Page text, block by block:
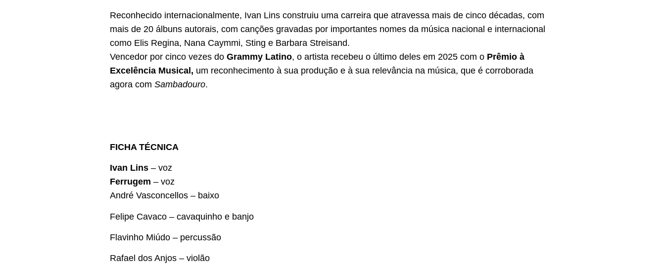
Reconhecido internacionalmente, Ivan Lins construiu uma carreira que atravessa mais de cinco décadas, com
mais de 20 álbuns autorais, com canções gravadas por importantes nomes da música nacional e internacional
como Elis Regina, Nana Caymmi, Sting e Barbara Streisand.
Vencedor por cinco vezes do Grammy Latino, o artista recebeu o último deles em 2025 com o Prêmio à
Excelência Musical, um reconhecimento à sua produção e à sua relevância na música, que é corroborada
agora com Sambadouro.
FICHA TÉCNICA
Ivan Lins – voz
Ferrugem – voz
André Vasconcellos – baixo
Felipe Cavaco – cavaquinho e banjo
Flavinho Miúdo – percussão
Rafael dos Anjos – violão